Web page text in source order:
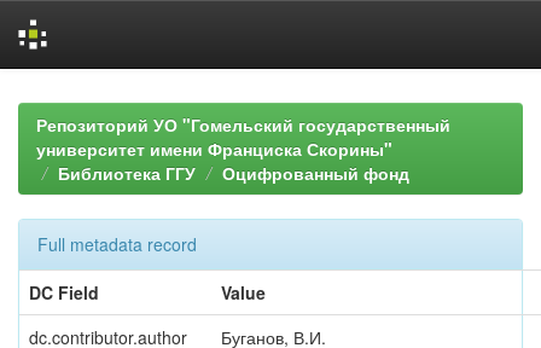
navigationРепозиторий УО "Гомельский государственный
университет имени Франциска Скорины"
Библиотека ГГУ
Оцифрованный фонд
Full metadata record
DC Field
Value
dc.contributor.author
Буганов, В.И.